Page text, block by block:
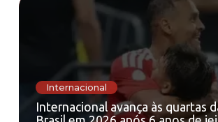
Internacional
Internacional avança às quartas